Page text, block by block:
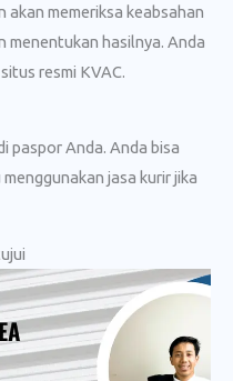
memeriksa keabsahan
menentukan hasilnya. Anda
resmi KVAC.
paspor Anda. Anda bisa
jasa kurir jika